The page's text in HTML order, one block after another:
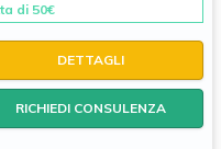
di 50€
DETTAGLI
RICHIEDI CONSULENZA